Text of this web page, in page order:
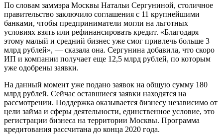
По словам заммэра Москвы Натальи Сергуниной, столичное
правительство заключило соглашения с 11 крупнейшими
банками, чтобы предприниматели могли на льготных
условиях взять или рефинансировать кредит. «Благодаря
этому малый и средний бизнес уже смог привлечь больше 3
млрд рублей», — сказала она. Сергунина добавила, что скоро
ИП и компании получает еще 12,5 млрд рублей, по которым
уже одобрены заявки.
На данный момент уже подано заявок на общую сумму 180
млрд рублей. Сейчас оставшиеся заявки находятся на
рассмотрении. Поддержка оказывается бизнесу независимо от
цели займа и сферы деятельности, единственное условие, это
регистрации бизнеса на территории Москвы. Программа
кредитования рассчитана до конца 2020 года.